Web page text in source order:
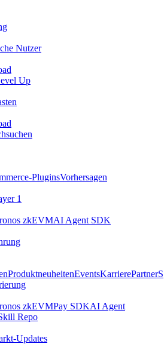
Nutzer
Up
PluginsVorhersagen
1
zkEVMAI Agent SDK
ProduktneuheitenEventsKarrierePartnerS
zkEVMPay SDKAI Agent
Repo
Updates